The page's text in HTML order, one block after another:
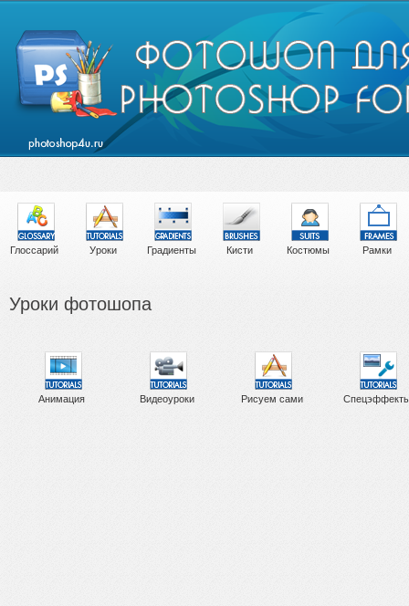
Глоссарий Уроки Градиенты Кисти Костюмы Рамки
Уроки фотошопа
Анимация Видеоуроки Рисуем сами